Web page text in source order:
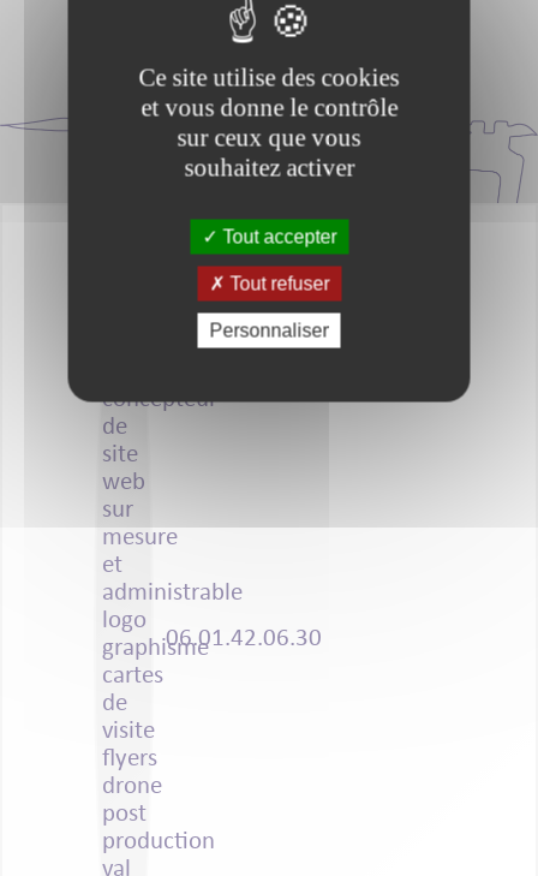
Voir les pack
06.01.42.06.30
Ce site utilise des cookies
et vous donne le contrôle
sur ceux que vous
souhaitez activer
Tout accepter
Tout refuser
Personnaliser